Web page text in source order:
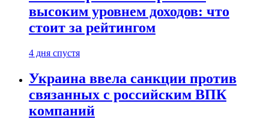
высоким уровнем доходов: что
стоит за рейтингом
4 дня спустя
Украина ввела санкции против
связанных с российским ВПК
компаний